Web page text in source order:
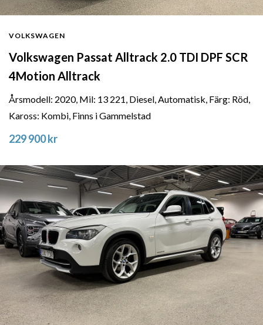
VOLKSWAGEN
Volkswagen Passat Alltrack 2.0 TDI DPF SCR
4Motion Alltrack
Årsmodell: 2020, Mil: 13 221, Diesel, Automatisk, Färg: Röd,
Kaross: Kombi, Finns i Gammelstad
229 900 kr